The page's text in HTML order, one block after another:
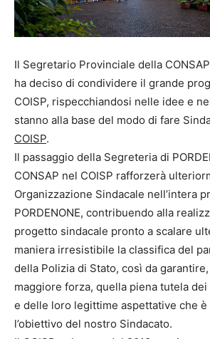
Il Segretario Provinciale della CONSAP
ha deciso di condividere il grande
COISP, rispecchiandosi nelle idee e
stanno alla base del modo di fare
COISP.
Il passaggio della Segreteria di
CONSAP nel COISP rafforzerà
Organizzazione Sindacale nell’intera
PORDENONE, contribuendo alla
progetto sindacale pronto a scalare
maniera irresistibile la classifica del
della Polizia di Stato, così da
maggiore forza, quella piena tutela
e delle loro legittime aspettative che è
l’obiettivo del nostro Sindacato.